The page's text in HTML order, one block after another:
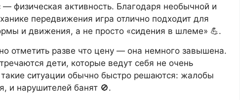
физическая активность. Благодаря необычной и
передвижения игра отлично подходит для
и движения, а не просто «сидения в шлеме» 💪.
отметить разве что цену — она немного завышена.
дети, которые ведут себя не очень
ситуации обычно быстро решаются: жалобы
и нарушителей банят 🚫.